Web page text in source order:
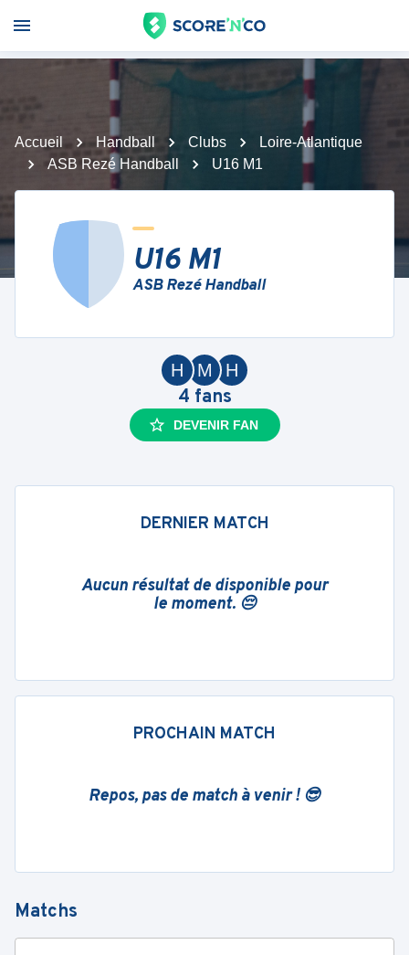
Accueil Handball Clubs
Loire-Atlantique
ASB Rezé Handball
U16 M1
U16 M1
ASB Rezé Handball
H
M
H
4 fans
DEVENIR FAN
DERNIER MATCH
Aucun résultat de disponible pour
le moment. 😔
PROCHAIN MATCH
Repos, pas de match à venir ! 😎
Matchs